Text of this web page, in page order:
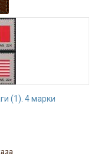
(1). 4 марки